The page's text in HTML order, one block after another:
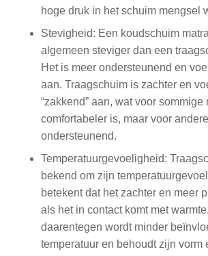
hoge druk in het schuim mengsel
Stevigheid: Een koudschuim
algemeen steviger dan een
Het is meer ondersteunend en
aan. Traagschuim is zachter en
“zakkend” aan, wat voor sommige
comfortabeler is, maar voor
ondersteunend.
Temperatuurgevoeligheid:
bekend om zijn
betekent dat het zachter en meer
als het in contact komt met
daarentegen wordt minder
temperatuur en behoudt zijn vorm